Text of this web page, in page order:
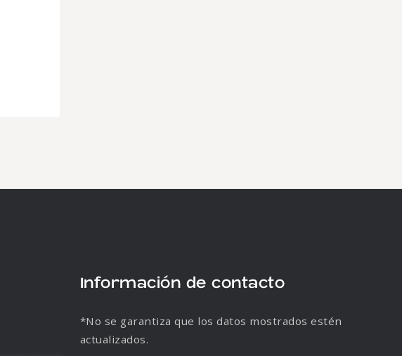
Información de contacto
*No se garantiza que los datos mostrados estén
actualizados.